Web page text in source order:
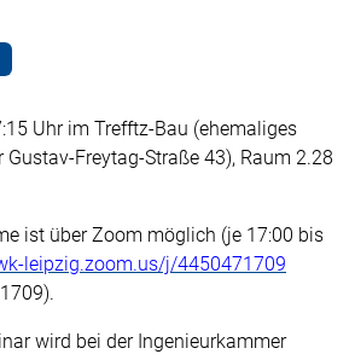
Uhr im Trefftz-Bau (ehemaliges
Gustav-Freytag-Straße 43), Raum 2.28
ist über Zoom möglich (je 17:00 bis
leipzig.zoom.us/j/4450471709
wird bei der Ingenieurkammer